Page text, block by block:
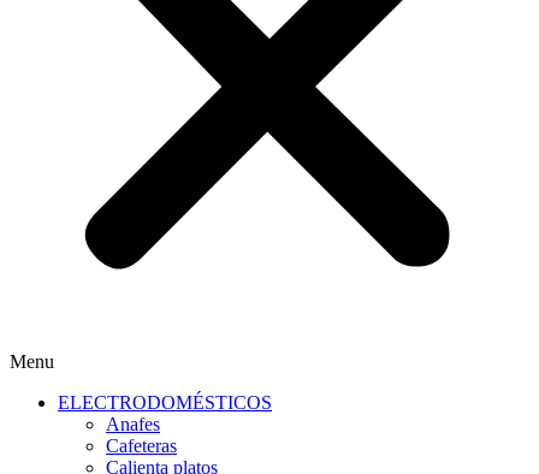
Menu
ELECTRODOMÉSTICOS
Anafes
Cafeteras
Calienta platos